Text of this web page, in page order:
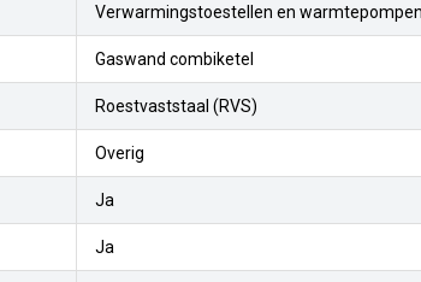
Verwarmingstoestellen en warmtepompen
Gaswand combiketel
Roestvaststaal (RVS)
Overig
Ja
Ja